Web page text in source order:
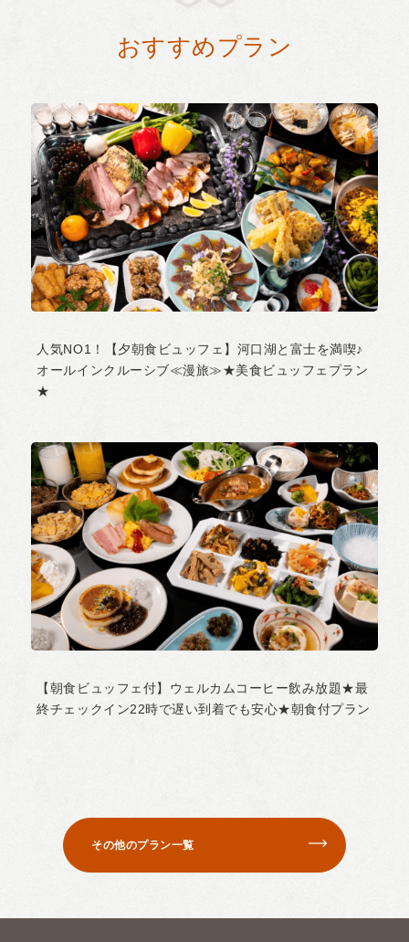
おすすめプラン
人気NO1！【夕朝食ビュッフェ】河口湖と富士を満喫♪
オールインクルーシブ≪漫旅≫★美食ビュッフェプラン
★
【朝食ビュッフェ付】ウェルカムコーヒー飲み放題★最
終チェックイン22時で遅い到着でも安心★朝食付プラン
その他のプラン一覧